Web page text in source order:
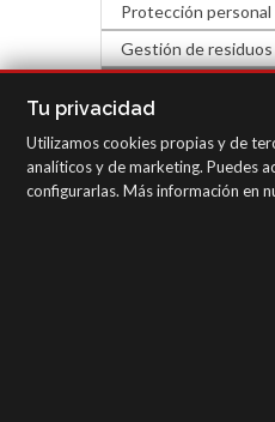
Protección personal
Gestión de residuos
EQUIPOS DE
Tu privacidad
Utilizamos cookies propias y de
analíticos y de marketing. Puedes
configurarlas. Más información en